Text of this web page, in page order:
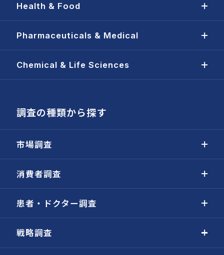
Health & Food
Pharmaceuticals & Medical
Chemical & Life Sciences
調査の種類から探す
市場調査
消費者調査
患者・ドクター調査
戦略調査